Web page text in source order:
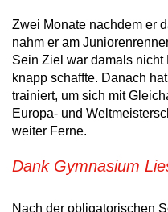
Zwei Monate nachdem er
nahm er am
Sein Ziel war damals nicht
knapp schaffte. Danach
trainiert, um sich mit
Europa- und
weiter Ferne.
Dank Gymnasium
Nach der obligatorischen